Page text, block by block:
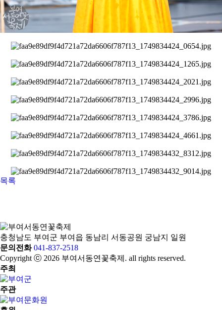
목록
충청남도 부여군 부여읍 동남리 서동공원 궁남지 일원
문의전화 041-837-2518
Copyright ⓒ 2026 부여서동연꽃축제. all rights reserved.
주최
주관